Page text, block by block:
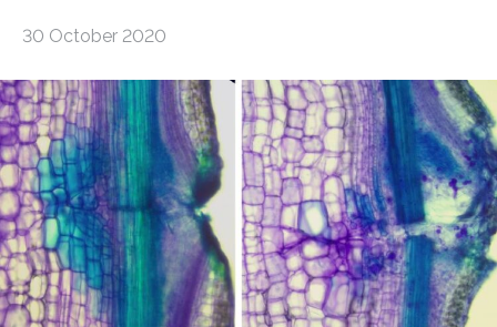
30 October 2020